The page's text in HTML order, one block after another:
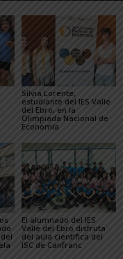
Silvia Lorente,
estudiante del IES Valle
del Ebro, en la
Olimpiada Nacional de
Economía
El alumnado del IES
Valle del Ebro disfruta
del aula científica del
lSC de Canfranc